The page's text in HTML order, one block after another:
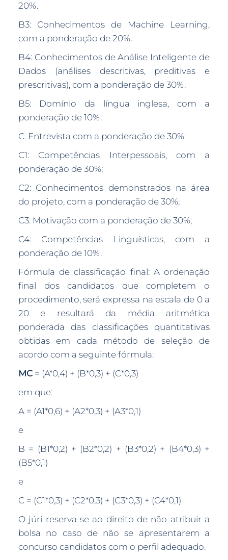
20%.
B3: Conhecimentos de Machine Learning,
com a ponderação de 20%.
B4: Conhecimentos de Análise Inteligente de
Dados (análises descritivas, preditivas e
prescritivas), com a ponderação de 30%.
B5: Domínio da língua inglesa, com a
ponderação de 10%.
C. Entrevista com a ponderação de 30%:
C1: Competências Interpessoais, com a
ponderação de 30%;
C2: Conhecimentos demonstrados na área
do projeto, com a ponderação de 30%;
C3: Motivação com a ponderação de 30%;
C4: Competências Linguísticas, com a
ponderação de 10%.
Fórmula de classificação final: A ordenação
final dos candidatos que completem o
procedimento, será expressa na escala de 0 a
20 e resultará da média aritmética
ponderada das classificações quantitativas
obtidas em cada método de seleção de
acordo com a seguinte fórmula:
MC= (A*0,4) + (B*0,3) + (C*0,3)
em que:
A = (A1*0,6) + (A2*0,3) + (A3*0,1)
e
B = (B1*0,2) + (B2*0,2) + (B3*0,2) + (B4*0,3) +
(B5*0,1)
e
C = (C1*0,3) + (C2*0,3) + (C3*0,3) + (C4*0,1)
O júri reserva-se ao direito de não atribuir a
bolsa no caso de não se apresentarem a
concurso candidatos com o perfil adequado.